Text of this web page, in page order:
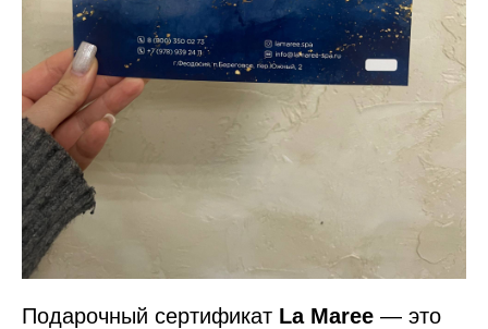
Подарочный сертификат La Maree — это